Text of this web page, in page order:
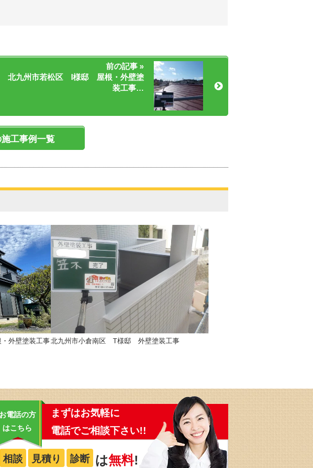
前の記事 »
北九州市若松区 I様邸 屋根・外壁塗
装工事…
工事例一覧
外壁塗装工事北九州市小倉南区 T様邸 外壁塗装工事
お電話の方
はこちら
まずはお気軽に
電話でご相談下さい!!
相談 見積り 診断 は無料!